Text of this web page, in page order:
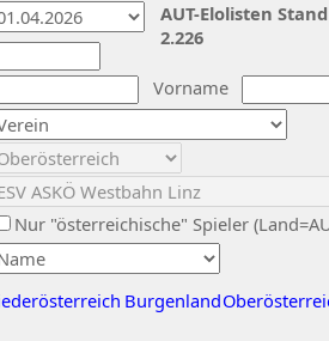
Vorname
Nur "österreichische" Spieler
Burgenland
AUT-Elolisten
2.226